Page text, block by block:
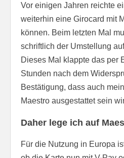
Vor einigen Jahren reichte
weiterhin eine Girocard mit
können. Beim letzten Mal
schriftlich der Umstellung
Dieses Mal klappte das per
Stunden nach dem
Bestätigung, dass auch
Maestro ausgestattet sein
Daher lege ich auf
Für die Nutzung in Europa